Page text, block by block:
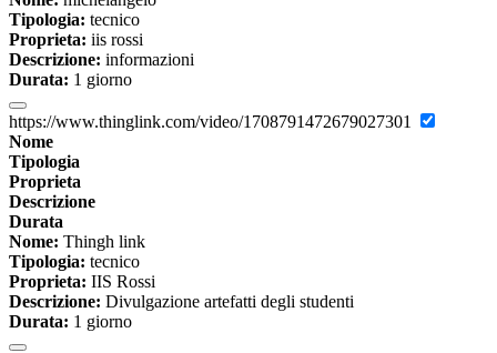
Tipologia: tecnico
Proprieta: iis rossi
Descrizione: informazioni
Durata: 1 giorno
https://www.thinglink.com/video/1708791472679027301
Nome
Tipologia
Proprieta
Descrizione
Durata
Nome: Thingh link
Tipologia: tecnico
Proprieta: IIS Rossi
Descrizione: Divulgazione artefatti degli studenti
Durata: 1 giorno